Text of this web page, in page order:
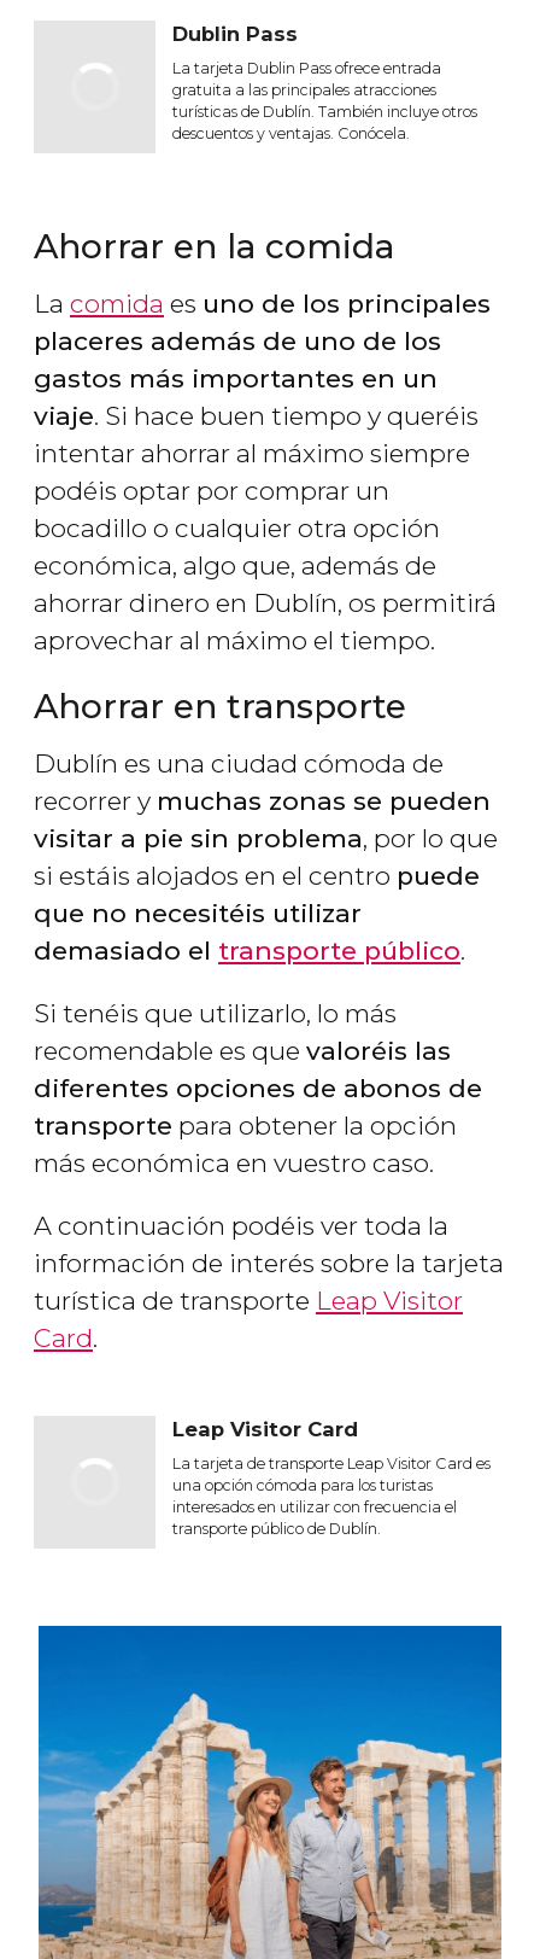
Dublin Pass
La tarjeta Dublin Pass ofrece entrada
gratuita a las principales atracciones
turísticas de Dublín. También incluye otros
descuentos y ventajas. Conócela.
Ahorrar en la comida
La comida es uno de los principales
placeres además de uno de los
gastos más importantes en un
viaje. Si hace buen tiempo y queréis
intentar ahorrar al máximo siempre
podéis optar por comprar un
bocadillo o cualquier otra opción
económica, algo que, además de
ahorrar dinero en Dublín, os permitirá
aprovechar al máximo el tiempo.
Ahorrar en transporte
Dublín es una ciudad cómoda de
recorrer y muchas zonas se pueden
visitar a pie sin problema, por lo que
si estáis alojados en el centro puede
que no necesitéis utilizar
demasiado el transporte público.
Si tenéis que utilizarlo, lo más
recomendable es que valoréis las
diferentes opciones de abonos de
transporte para obtener la opción
más económica en vuestro caso.
A continuación podéis ver toda la
información de interés sobre la tarjeta
turística de transporte Leap Visitor
Card.
Leap Visitor Card
La tarjeta de transporte Leap Visitor Card es
una opción cómoda para los turistas
interesados en utilizar con frecuencia el
transporte público de Dublín.